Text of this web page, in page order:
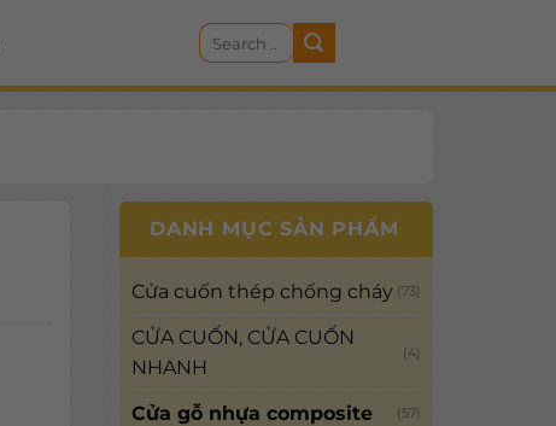
Search
for:
DANH MỤC SẢN PHẨM
Cửa cuốn thép chống cháy (73)
CỬA CUỐN, CỬA CUỐN
NHANH
(4)
Cửa gỗ nhựa composite (57)